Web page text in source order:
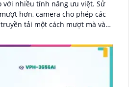
nhiều tính năng ưu việt. Sử
hơn, camera cho phép các
tải một cách mượt mà và